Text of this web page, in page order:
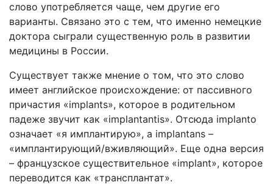
слово употребляется чаще, чем другие его
варианты. Связано это с тем, что именно немецкие
доктора сыграли существенную роль в развитии
медицины в России.
Существует также мнение о том, что это слово
имеет английское происхождение: от пассивного
причастия «implants», которое в родительном
падеже звучит как «implantantis». Отсюда implanto
означает «я имплантирую», а implantans –
«имплантирующий/вживляющий». Еще одна версия
– французское существительное «implant», которое
переводится как «трансплантат».